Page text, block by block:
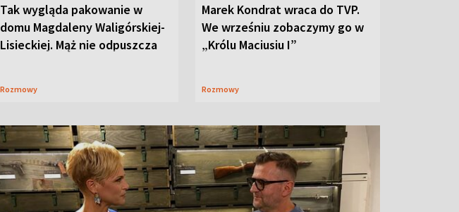
Tak wygląda pakowanie w
domu Magdaleny Waligórskiej-
Lisieckiej. Mąż nie odpuszcza
Rozmowy
Marek Kondrat wraca do TVP.
We wrześniu zobaczymy go w
„Królu Maciusiu I”
Rozmowy